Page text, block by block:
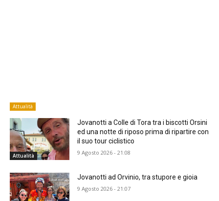
Attualità
Attualità
Jovanotti a Colle di Tora tra i biscotti Orsini
ed una notte di riposo prima di ripartire con
il suo tour ciclistico
9 Agosto 2026 - 21:08
Jovanotti ad Orvinio, tra stupore e gioia
9 Agosto 2026 - 21:07